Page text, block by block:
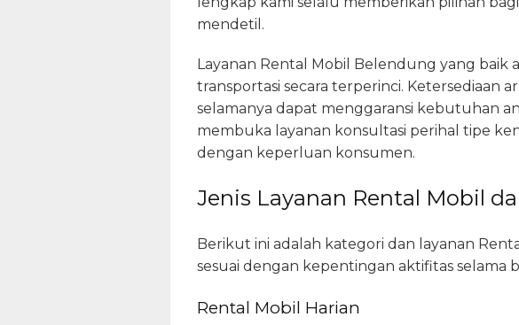
mendetil.
Layanan Rental Mobil Belendung yang
transportasi secara terperinci. Ketersediaan
selamanya dapat menggaransi kebutuhan
membuka layanan konsultasi perihal tipe
dengan keperluan konsumen.
Jenis Layanan Rental Mobil
Berikut ini adalah kategori dan layanan
sesuai dengan kepentingan aktifitas selama
Rental Mobil Harian